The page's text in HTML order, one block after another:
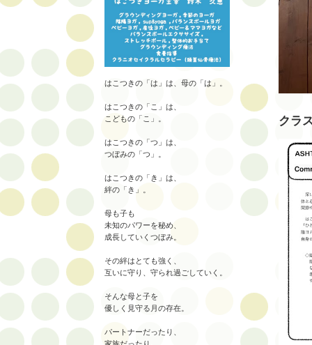
クラ
はこつきの「は」は、母の「は」。
はこつきの「こ」は、
こどもの「こ」。
はこつきの「つ」は、
つぼみの「つ」。
はこつきの「き」は、
絆の「き」。
母も子も
未知のパワーを秘め、
成長していくつぼみ。
その絆はとても強く、
互いに守り、守られ過ごしていく。
そんな母と子を
優しく見守る月の存在。
パートナーだったり、